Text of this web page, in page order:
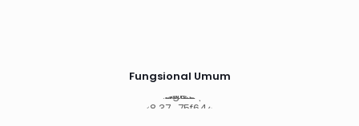
Fungsional Umum